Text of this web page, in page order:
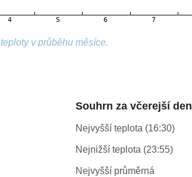
v průběhu měsíce.
Souhrn za včerejší den
Nejvyšší teplota (16:30)
Nejnižší teplota (23:55)
Nejvyšší průměrná